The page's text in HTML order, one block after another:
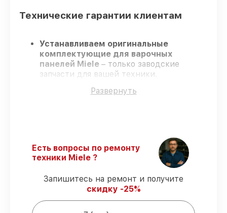
Технические гарантии клиентам
Устанавливаем оригинальные
комплектующие для варочных
панелей Miele – только заводские
запчасти для вашей техники.
проходят регулярное обучение, что
Официальная гарантия
– на все услуги
и детали для варочных панелей Miele
предоставляется гарантия до 3-х лет.
Мы гарантируем:
Развернуть
Есть вопросы по ремонту
техники Miele ?
Запишитесь на ремонт и получите
скидку -25%